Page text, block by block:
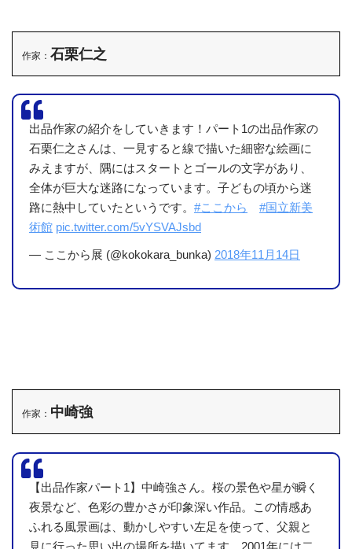
作家： 石栗仁之
出品作家の紹介をしていきます！パート1の出品作家の
石栗仁之さんは、一見すると線で描いた細密な絵画に
みえますが、隅にはスタートとゴールの文字があり、
全体が巨大な迷路になっています。子どもの頃から迷
路に熱中していたというです。 #ここから
#国立新美
術館 pic.twitter.com/5vYSVAJsbd
— ここから展 (@kokokara_bunka) 2018年11月14日
作家： 中崎強
【出品作家パート1】中崎強さん。桜の景色や星が瞬く
夜景など、色彩の豊かさが印象深い作品。この情感あ
ふれる風景画は、動かしやすい左足を使って、父親と
見に行った思い出の場所を描いてます。2001年には二